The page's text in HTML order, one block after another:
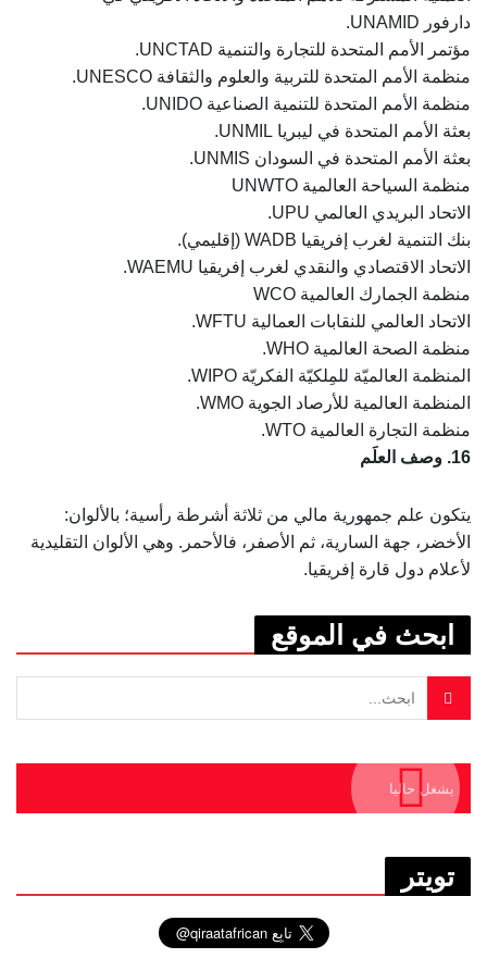
دارفور UNAMID.
مؤتمر الأمم المتحدة للتجارة والتنمية UNCTAD.
منظمة الأمم المتحدة للتربية والعلوم والثقافة UNESCO.
منظمة الأمم المتحدة للتنمية الصناعية UNIDO.
بعثة الأمم المتحدة في ليبريا UNMIL.
بعثة الأمم المتحدة في السودان UNMIS.
منظمة السياحة العالمية UNWTO
الاتحاد البريدي العالمي UPU.
بنك التنمية لغرب إفريقيا WADB (إقليمي).
الاتحاد الاقتصادي والنقدي لغرب إفريقيا WAEMU.
منظمة الجمارك العالمية WCO
الاتحاد العالمي للنقابات العمالية WFTU.
منظمة الصحة العالمية WHO.
المنظمة العالميّة للمِلكيّة الفكريّة WIPO.
المنظمة العالمية للأرصاد الجوية WMO.
منظمة التجارة العالمية WTO.
16. وصف العلَم
يتكون علم جمهورية مالي من ثلاثة أشرطة رأسية؛ بالألوان:
الأخضر، جهة السارية، ثم الأصفر، فالأحمر. وهي الألوان التقليدية
لأعلام دول قارة إفريقيا.
ابحث في الموقع
يشغل حاليا
تويتر